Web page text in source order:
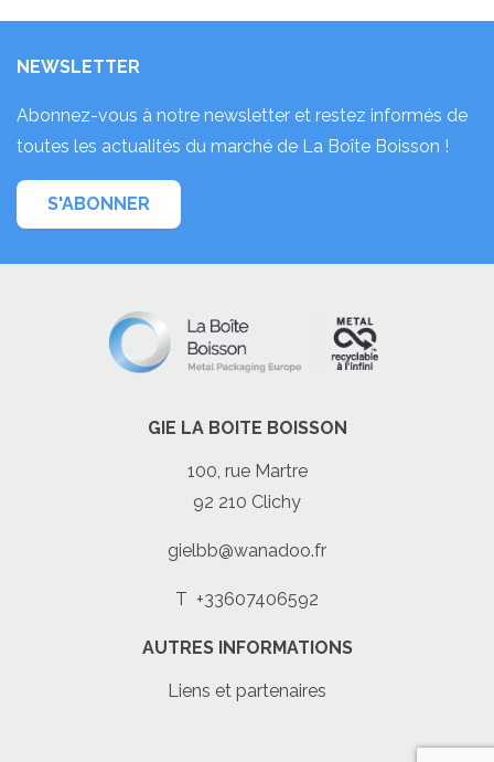
NEWSLETTER
Abonnez-vous à notre newsletter et restez informés de
toutes les actualités du marché de La Boîte Boisson !
S'ABONNER
GIE LA BOITE BOISSON
100, rue Martre
92 210 Clichy
gielbb@wanadoo.fr
T +33607406592
AUTRES INFORMATIONS
Liens et partenaires